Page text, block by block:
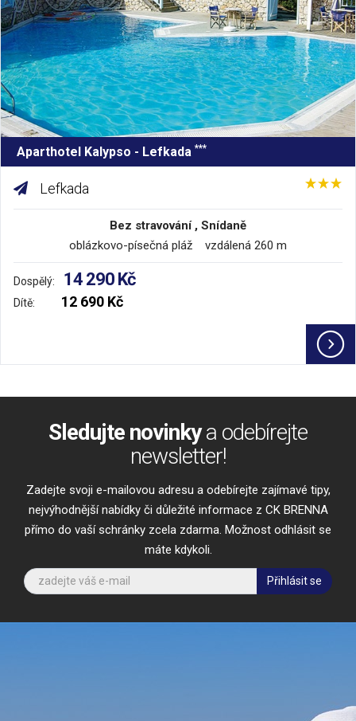
Aparthotel Kalypso - Lefkada ***
Lefkada
Bez stravování , Snídaně
oblázkovo-písečná pláž vzdálená 260 m
Dospělý: 14 290 Kč
Dítě: 12 690 Kč
Sledujte novinkya odebírejte
newsletter!
Zadejte svoji e-mailovou adresu a odebírejte zajímavé tipy,
nejvýhodnější nabídky či důležité informace z CK BRENNA
přímo do vaší schránky zcela zdarma. Možnost odhlásit se
máte kdykoli.
Přihlásit se